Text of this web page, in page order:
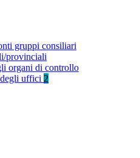
gruppi consiliari
provinciali
organi di controllo
uffici 2